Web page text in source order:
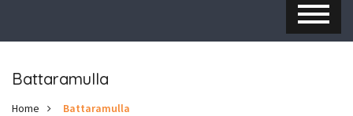
Battaramulla
Home Battaramulla